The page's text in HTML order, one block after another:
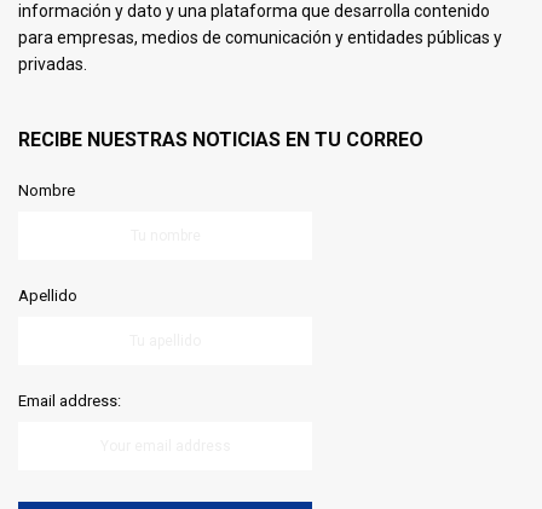
información y dato y una plataforma que desarrolla contenido
para empresas, medios de comunicación y entidades públicas y
privadas.
RECIBE NUESTRAS NOTICIAS EN TU CORREO
Nombre
Apellido
Email address: